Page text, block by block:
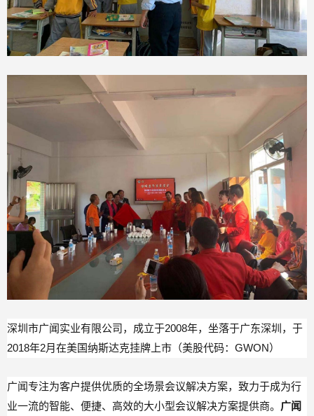
深圳市广闻实业有限公司，成立于2008年，坐落于广东深圳，于
2018年2月在美国纳斯达克挂牌上市（美股代码：GWON）
广闻专注为客户提供优质的全场景会议解决方案，致力于成为行
业一流的智能、便捷、高效的大小型会议解决方案提供商。 广闻